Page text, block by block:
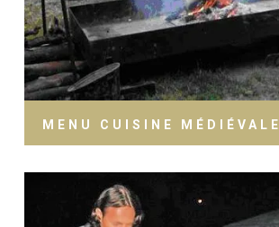
MENU CUISINE MÉDIÉVALE